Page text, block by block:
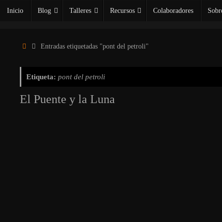
Inicio Blog Talleres Recursos Colaboradores
InicioEntradas etiquetadas "pont del petroli"
Etiqueta: pont del petroli
El Puente y la Luna